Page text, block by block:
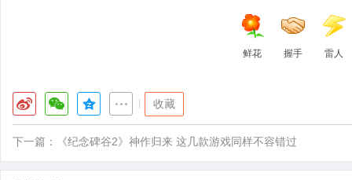
鲜花 握手 雷人
收藏
下一篇： 《纪念碑谷2》神作归来 这几款游戏同样不容错过